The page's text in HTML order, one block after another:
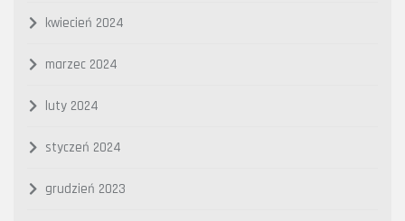
kwiecień 2024
marzec 2024
luty 2024
styczeń 2024
grudzień 2023